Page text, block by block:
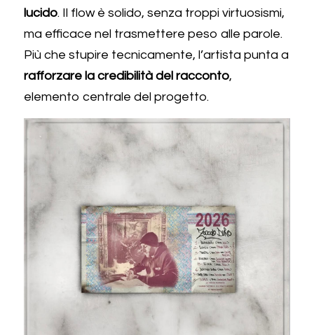
lucido. Il flow è solido, senza troppi virtuosismi,
ma efficace nel trasmettere peso alle parole.
rafforzare la credibilità del racconto,
elemento centrale del progetto.